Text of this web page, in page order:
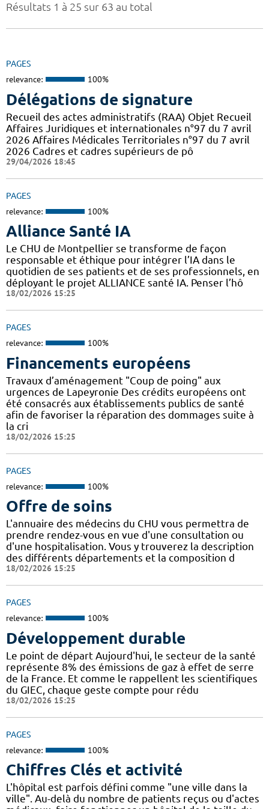
Résultats 1 à 25 sur 63 au total
PAGES
relevance: 100%
Délégations de signature
Recueil des actes administratifs (RAA) Objet Recueil
Affaires Juridiques et internationales n°97 du 7 avril
2026 Affaires Médicales Territoriales n°97 du 7 avril
2026 Cadres et cadres supérieurs de pô
29/04/2026 18:45
PAGES
relevance: 100%
Alliance Santé IA
Le CHU de Montpellier se transforme de façon
responsable et éthique pour intégrer l’IA dans le
quotidien de ses patients et de ses professionnels, en
déployant le projet ALLIANCE santé IA. Penser l’hô
18/02/2026 15:25
PAGES
relevance: 100%
Financements européens
Travaux d’aménagement "Coup de poing" aux
urgences de Lapeyronie Des crédits européens ont
été consacrés aux établissements publics de santé
afin de favoriser la réparation des dommages suite à
la cri
18/02/2026 15:25
PAGES
relevance: 100%
Offre de soins
L'annuaire des médecins du CHU vous permettra de
prendre rendez-vous en vue d'une consultation ou
d'une hospitalisation. Vous y trouverez la description
des différents départements et la composition d
18/02/2026 15:25
PAGES
relevance: 100%
Développement durable
Le point de départ Aujourd'hui, le secteur de la santé
représente 8% des émissions de gaz à effet de serre
de la France. Et comme le rappellent les scientifiques
du GIEC, chaque geste compte pour rédu
18/02/2026 15:25
PAGES
relevance: 100%
Chiffres Clés et activité
L'hôpital est parfois défini comme "une ville dans la
ville". Au-delà du nombre de patients reçus ou d'actes